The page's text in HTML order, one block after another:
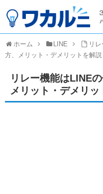
ホーム LINE
リ
方、メリット・デメリットを解説
リレー機能はLINE
メリット・デメリッ